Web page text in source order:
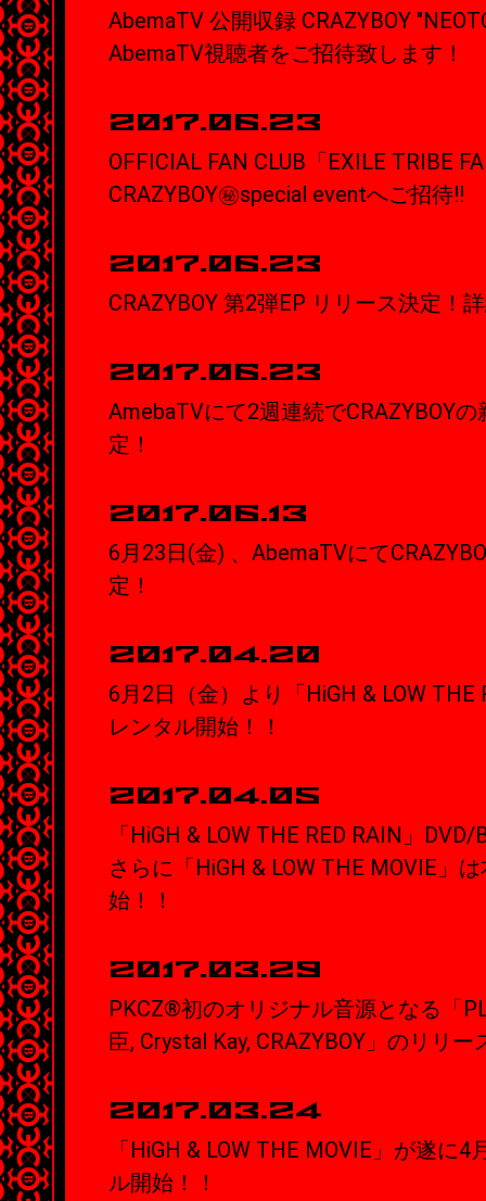
AbemaTV 公開収録 CRAZYBOY
AbemaTV視聴者をご招待致します！
2017.06.23
OFFICIAL FAN CLUB「EXILE TRIBE
CRAZYBOY㊙special eventへご招待!!
2017.06.23
CRAZYBOY 第2弾EP リリース決定！
2017.06.23
AmebaTVにて2週連続でCRAZYBOY
定！
2017.06.13
6月23日(金) 、AbemaTVにて
定！
2017.04.20
6月2日（金）より「HiGH & LOW THE
レンタル開始！！
2017.04.05
「HiGH & LOW THE RED RAIN」
さらに「HiGH & LOW THE MOVIE」
始！！
2017.03.29
PKCZ®初のオリジナル音源となる「
臣, Crystal Kay, CRAZYBOY」のリリー
2017.03.24
「HiGH & LOW THE MOVIE」が遂に
ル開始！！